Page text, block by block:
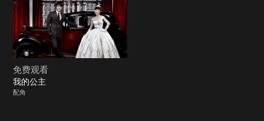
免费观看
我的公主
配角